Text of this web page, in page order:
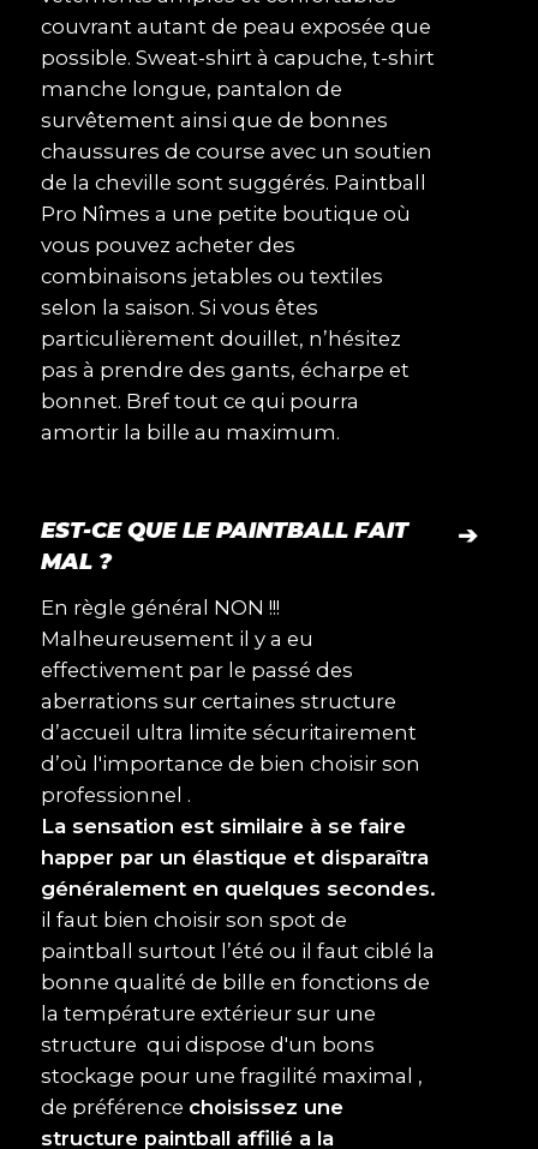
couvrant autant de peau exposée que
possible. Sweat-shirt à capuche, t-shirt
manche longue, pantalon de
survêtement ainsi que de bonnes
chaussures de course avec un soutien
de la cheville sont suggérés. Paintball
Pro Nîmes a une petite boutique où
vous pouvez acheter des
combinaisons jetables ou textiles
selon la saison. Si vous êtes
particulièrement douillet, n’hésitez
pas à prendre des gants, écharpe et
bonnet. Bref tout ce qui pourra
amortir la bille au maximum.
EST-CE QUE LE PAINTBALL FAIT
MAL ?
En règle général NON !!!
Malheureusement il y a eu
effectivement par le passé des
aberrations sur certaines structure
d’accueil ultra limite sécuritairement
d’où l'importance de bien choisir son
professionnel .
La sensation est similaire à se faire
happer par un élastique et disparaîtra
généralement en quelques secondes.
il faut bien choisir son spot de
paintball surtout l’été ou il faut ciblé la
bonne qualité de bille en fonctions de
la température extérieur sur une
structure qui dispose d'un bons
stockage pour une fragilité maximal ,
de préférence choisissez une
structure paintball affilié a la
➔